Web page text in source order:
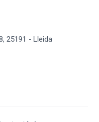
25191 - Lleida